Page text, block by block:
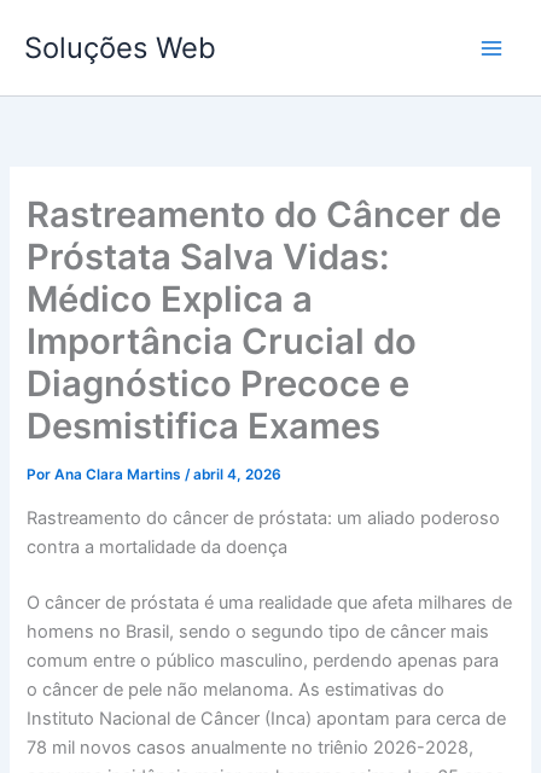
para
conteúdo
Soluções Web
Rastreamento do Câncer de
Próstata Salva Vidas:
Médico Explica a
Importância Crucial do
Diagnóstico Precoce e
Desmistifica Exames
PorAna Clara Martins/abril 4, 2026
Rastreamento do câncer de próstata: um aliado poderoso
contra a mortalidade da doença
O câncer de próstata é uma realidade que afeta milhares de
homens no Brasil, sendo o segundo tipo de câncer mais
comum entre o público masculino, perdendo apenas para
o câncer de pele não melanoma. As estimativas do
Instituto Nacional de Câncer (Inca) apontam para cerca de
78 mil novos casos anualmente no triênio 2026-2028,